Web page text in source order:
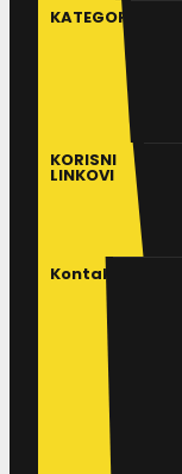
KATEGORIJE
KORISNI
LINKOVI
Kontakt